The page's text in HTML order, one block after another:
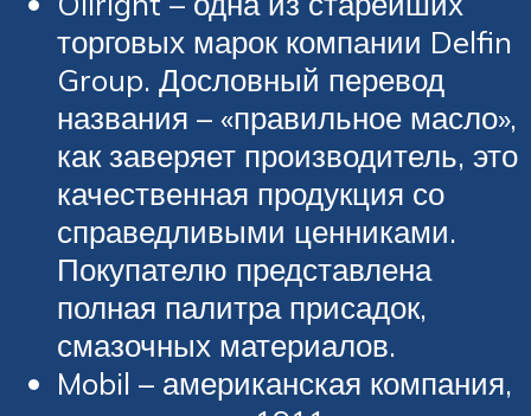
торговых марок компании Delfin
Group. Дословный перевод
названия – «правильное масло»,
как заверяет производитель, это
качественная продукция со
справедливыми ценниками.
Покупателю представлена
полная палитра присадок,
смазочных материалов.
Mobil – американская компания,